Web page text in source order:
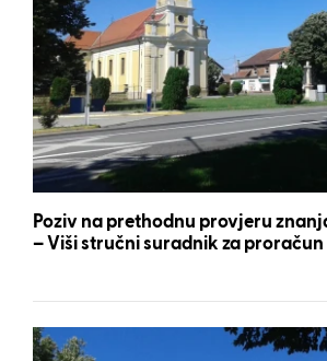
Poziv na prethodnu provjeru
– Viši stručni suradnik za